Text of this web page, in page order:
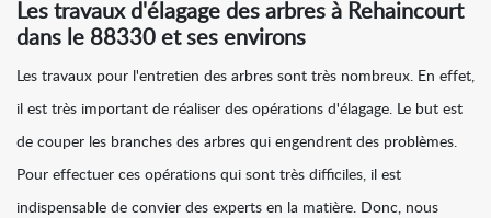
Les travaux d'élagage des arbres à Rehaincourt
dans le 88330 et ses environs
Les travaux pour l'entretien des arbres sont très nombreux. En effet,
il est très important de réaliser des opérations d'élagage. Le but est
de couper les branches des arbres qui engendrent des problèmes.
Pour effectuer ces opérations qui sont très difficiles, il est
indispensable de convier des experts en la matière. Donc, nous